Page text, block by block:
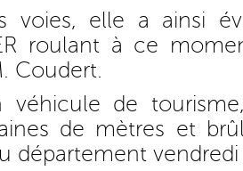
voies, elle a ainsi
roulant à ce
Coudert.
véhicule de
de mètres et
département vendredi